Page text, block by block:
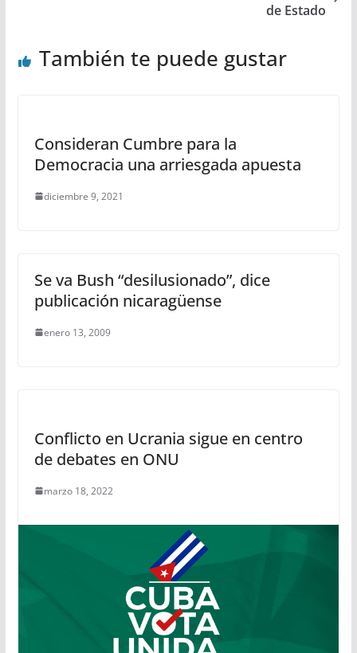
de Estado
También te puede gustar
Consideran Cumbre para la
Democracia una arriesgada apuesta
diciembre 9, 2021
Se va Bush “desilusionado”, dice
publicación nicaragüense
enero 13, 2009
Conflicto en Ucrania sigue en centro
de debates en ONU
marzo 18, 2022